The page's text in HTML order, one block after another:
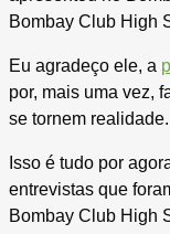
Bombay Club High
Eu agradeço ele, a
por, mais uma vez,
se tornem realidade.
Isso é tudo por
entrevistas que
Bombay Club High